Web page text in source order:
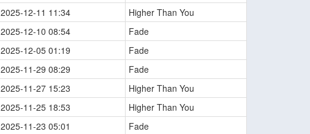
2025-12-11 11:34
Higher Than You
2025-12-10 08:54
Fade
2025-12-05 01:19
Fade
2025-11-29 08:29
Fade
2025-11-27 15:23
Higher Than You
2025-11-25 18:53
Higher Than You
2025-11-23 05:01
Fade